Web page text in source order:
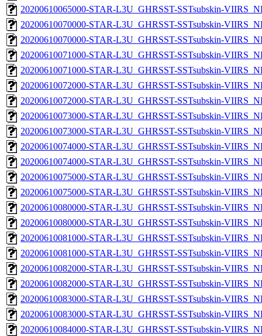
20200610065000-STAR-L3U_GHRSST-SSTsubskin-
20200610070000-STAR-L3U_GHRSST-SSTsubskin-
20200610070000-STAR-L3U_GHRSST-SSTsubskin-
20200610071000-STAR-L3U_GHRSST-SSTsubskin-
20200610071000-STAR-L3U_GHRSST-SSTsubskin-
20200610072000-STAR-L3U_GHRSST-SSTsubskin-
20200610072000-STAR-L3U_GHRSST-SSTsubskin-
20200610073000-STAR-L3U_GHRSST-SSTsubskin-
20200610073000-STAR-L3U_GHRSST-SSTsubskin-
20200610074000-STAR-L3U_GHRSST-SSTsubskin-
20200610074000-STAR-L3U_GHRSST-SSTsubskin-
20200610075000-STAR-L3U_GHRSST-SSTsubskin-
20200610075000-STAR-L3U_GHRSST-SSTsubskin-
20200610080000-STAR-L3U_GHRSST-SSTsubskin-
20200610080000-STAR-L3U_GHRSST-SSTsubskin-
20200610081000-STAR-L3U_GHRSST-SSTsubskin-
20200610081000-STAR-L3U_GHRSST-SSTsubskin-
20200610082000-STAR-L3U_GHRSST-SSTsubskin-
20200610082000-STAR-L3U_GHRSST-SSTsubskin-
20200610083000-STAR-L3U_GHRSST-SSTsubskin-
20200610083000-STAR-L3U_GHRSST-SSTsubskin-
20200610084000-STAR-L3U_GHRSST-SSTsubskin-